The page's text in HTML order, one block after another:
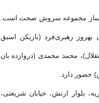
مجموعه سروش صحت است.
بهروز رهبری‌فرد (بازیکن اسبق
محمد محمدی (دروازده بان
حضور دارد.
بلوار ارتش،‌ خیابان شریعتی،‌